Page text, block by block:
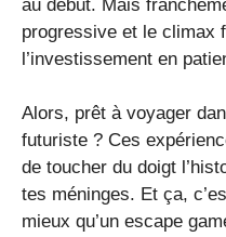
au début. Mais
progressive et le climax
l’investissement en
Alors, prêt à voyager
futuriste ? Ces
de toucher du doigt
tes méninges. Et ça,
mieux qu’un escape